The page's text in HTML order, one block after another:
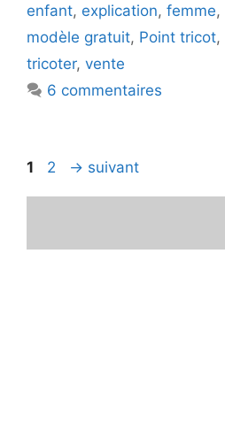
enfant, explication, femme,
modèle gratuit, Point tricot,
tricoter, vente
6 commentaires
Page
1 Page
2 → suivant